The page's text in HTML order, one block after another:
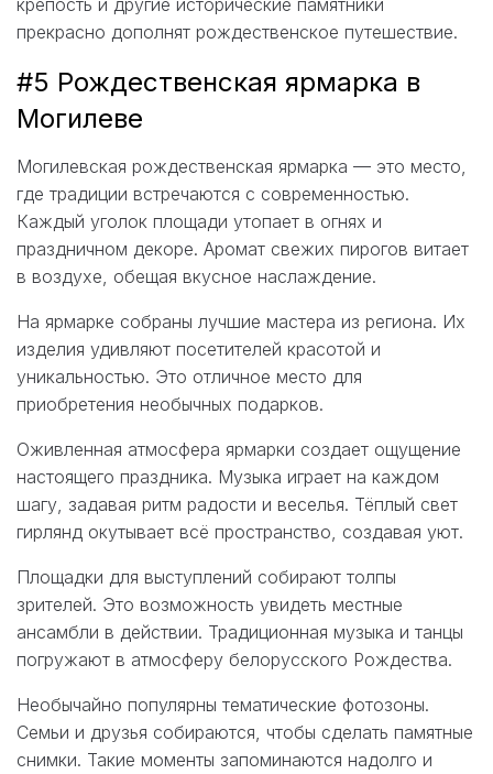
прекрасно дополнят рождественское путешествие.
#5 Рождественская ярмарка в
Могилеве
Могилевская рождественская ярмарка — это место,
где традиции встречаются с современностью.
Каждый уголок площади утопает в огнях и
праздничном декоре. Аромат свежих пирогов витает
в воздухе, обещая вкусное наслаждение.
На ярмарке собраны лучшие мастера из региона. Их
изделия удивляют посетителей красотой и
уникальностью. Это отличное место для
приобретения необычных подарков.
Оживленная атмосфера ярмарки создает ощущение
настоящего праздника. Музыка играет на каждом
шагу, задавая ритм радости и веселья. Тёплый свет
гирлянд окутывает всё пространство, создавая уют.
Площадки для выступлений собирают толпы
зрителей. Это возможность увидеть местные
ансамбли в действии. Традиционная музыка и танцы
погружают в атмосферу белорусского Рождества.
Необычайно популярны тематические фотозоны.
Семьи и друзья собираются, чтобы сделать памятные
снимки. Такие моменты запоминаются надолго и